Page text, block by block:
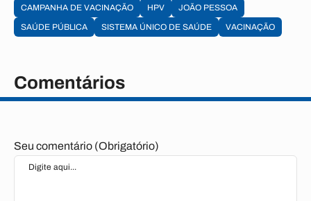
CAMPANHA DE VACINAÇÃO HPV
JOÃO PESSOA
SAÚDE PÚBLICA
SISTEMA ÚNICO DE SAÚDE VACINAÇÃO
Comentários
Seu comentário (Obrigatório)